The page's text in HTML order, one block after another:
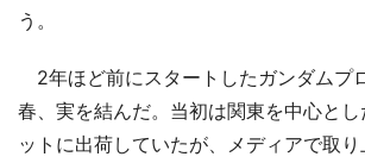
う。
2年ほど前にスタートしたガンダムプ
春、実を結んだ。当初は関東を中心と
ットに出荷していたが、メディアで取